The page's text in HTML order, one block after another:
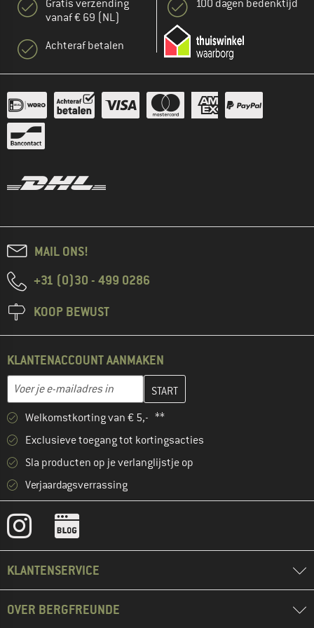
Gratis verzending
vanaf € 69 (NL)
Achteraf betalen
100 dagen bedenktijd
MAIL ONS!
+31 (0)30 - 499 0286
KOOP BEWUST
KLANTENACCOUNT AANMAKEN
E-mailadres
Vul je e-mailadres hier in en maak in de volgende stap je
Welkomstkorting van € 5,- **
Exclusieve toegang tot kortingsacties
Sla producten op je verlanglijstje op
Verjaardagsverrassing
KLANTENSERVICE
OVER BERGFREUNDE